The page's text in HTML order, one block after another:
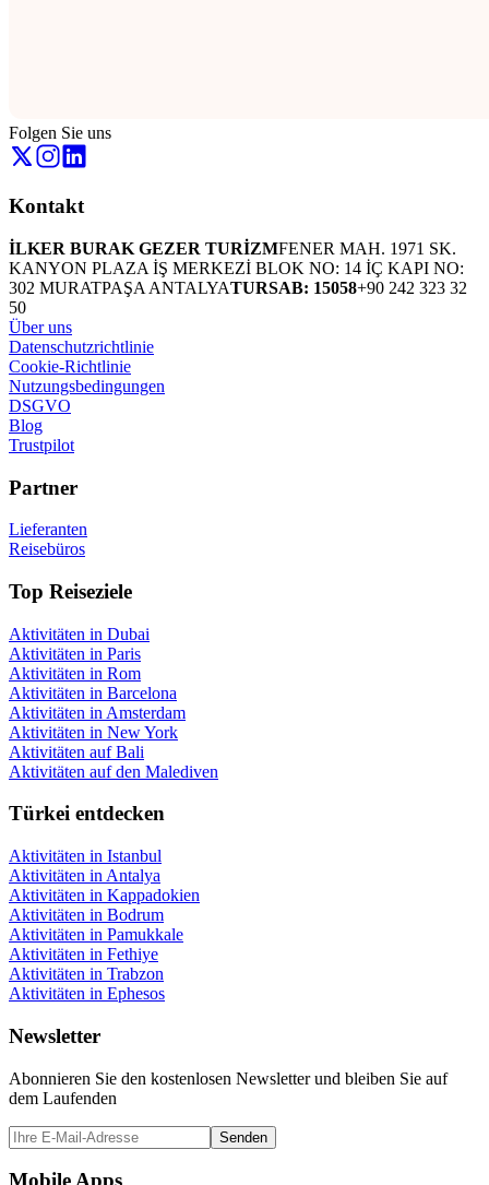
Folgen Sie uns
Kontakt
İLKER BURAK GEZER TURİZMFENER MAH. 1971 SK.
KANYON PLAZA İŞ MERKEZİ BLOK NO: 14 İÇ KAPI NO:
302 MURATPAŞA ANTALYATURSAB: 15058+90 242 323 32
50
Über uns
Datenschutzrichtlinie
Cookie-Richtlinie
Nutzungsbedingungen
DSGVO
Blog
Trustpilot
Partner
Lieferanten
Reisebüros
Top Reiseziele
Aktivitäten in Dubai
Aktivitäten in Paris
Aktivitäten in Rom
Aktivitäten in Barcelona
Aktivitäten in Amsterdam
Aktivitäten in New York
Aktivitäten auf Bali
Aktivitäten auf den Malediven
Türkei entdecken
Aktivitäten in Istanbul
Aktivitäten in Antalya
Aktivitäten in Kappadokien
Aktivitäten in Bodrum
Aktivitäten in Pamukkale
Aktivitäten in Fethiye
Aktivitäten in Trabzon
Aktivitäten in Ephesos
Newsletter
Abonnieren Sie den kostenlosen Newsletter und bleiben Sie auf
dem Laufenden
Senden
Mobile Apps